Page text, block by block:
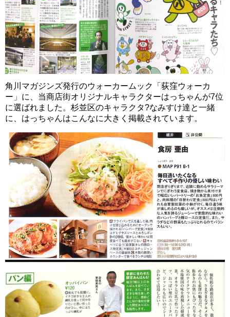
角川マガジンズ発行のウォーカームック「荻窪ウォーカ
ー」に、当商店街オリジナルキャラクターはっちゃんが7位
に選ばれました。杉並区のキャラクタ?なみすけ達と一緒
に、はっちゃんはこんなに大きく掲載されています。